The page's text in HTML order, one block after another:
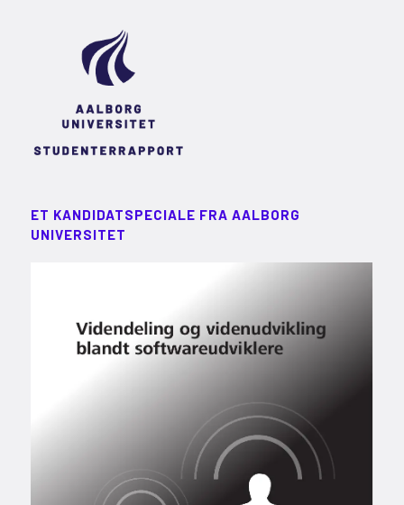
ET KANDIDATSPECIALE FRA AALBORG
UNIVERSITET